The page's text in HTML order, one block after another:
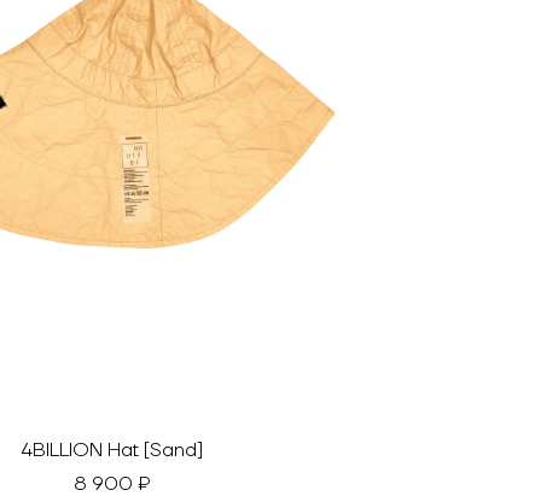
4BILLION Hat [Sand]
8 900 ₽